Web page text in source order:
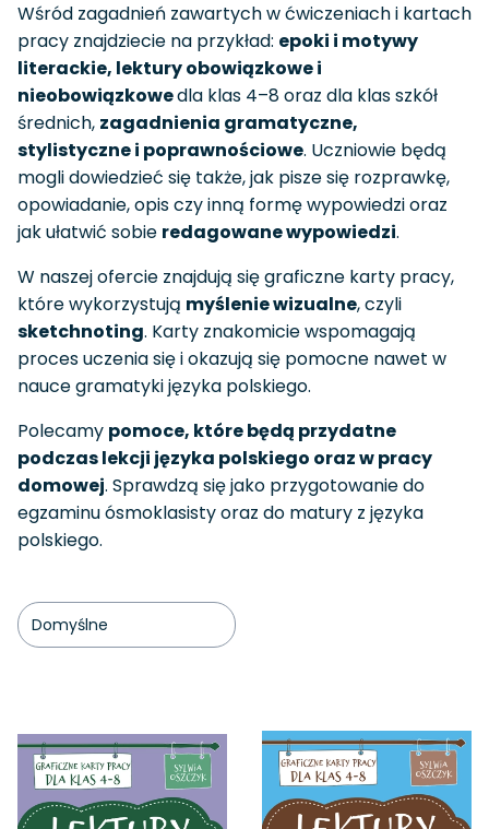
Wśród zagadnień zawartych w ćwiczeniach i kartach
pracy znajdziecie na przykład: epoki i motywy
literackie, lektury obowiązkowe i
nieobowiązkowedla klas 4–8 oraz dla klas szkół
średnich, zagadnienia gramatyczne,
stylistyczne i poprawnościowe. Uczniowie będą
mogli dowiedzieć się także, jak pisze się rozprawkę,
opowiadanie, opis czy inną formę wypowiedzi oraz
jak ułatwić sobie redagowane wypowiedzi.
W naszej ofercie znajdują się graficzne karty pracy,
które wykorzystują myślenie wizualne, czyli
sketchnoting. Karty znakomicie wspomagają
proces uczenia się i okazują się pomocne nawet w
nauce gramatyki języka polskiego.
Polecamy pomoce, które będą przydatne
podczas lekcji języka polskiego oraz w pracy
domowej. Sprawdzą się jako przygotowanie do
egzaminu ósmoklasisty oraz do matury z języka
polskiego.
Domyślne